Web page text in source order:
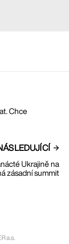
Chce
Ukrajině na
zásadní summit
a.s.